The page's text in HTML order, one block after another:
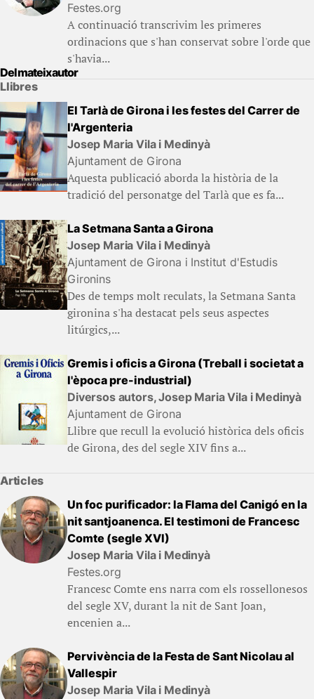
Festes.org
A continuació transcrivim les primeres
ordinacions que s'han conservat sobre l'orde que
s'havia...
Del mateix autor
Llibres
El Tarlà de Girona i les festes del Carrer de
l'Argenteria
Josep Maria Vila i Medinyà
Ajuntament de Girona
Aquesta publicació aborda la història de la
tradició del personatge del Tarlà que es fa...
La Setmana Santa a Girona
Josep Maria Vila i Medinyà
Ajuntament de Girona i Institut d'Estudis
Gironins
Des de temps molt reculats, la Setmana Santa
gironina s'ha destacat pels seus aspectes
litúrgics,...
Gremis i oficis a Girona (Treball i societat a
l'època pre-industrial)
Diversos autors, Josep Maria Vila i Medinyà
Ajuntament de Girona
Llibre que recull la evolució històrica dels oficis
de Girona, des del segle XIV fins a...
Articles
Un foc purificador: la Flama del Canigó en la
nit santjoanenca. El testimoni de Francesc
Comte (segle XVI)
Josep Maria Vila i Medinyà
Festes.org
Francesc Comte ens narra com els rossellonesos
del segle XV, durant la nit de Sant Joan,
encenien a...
Pervivència de la Festa de Sant Nicolau al
Vallespir
Josep Maria Vila i Medinyà